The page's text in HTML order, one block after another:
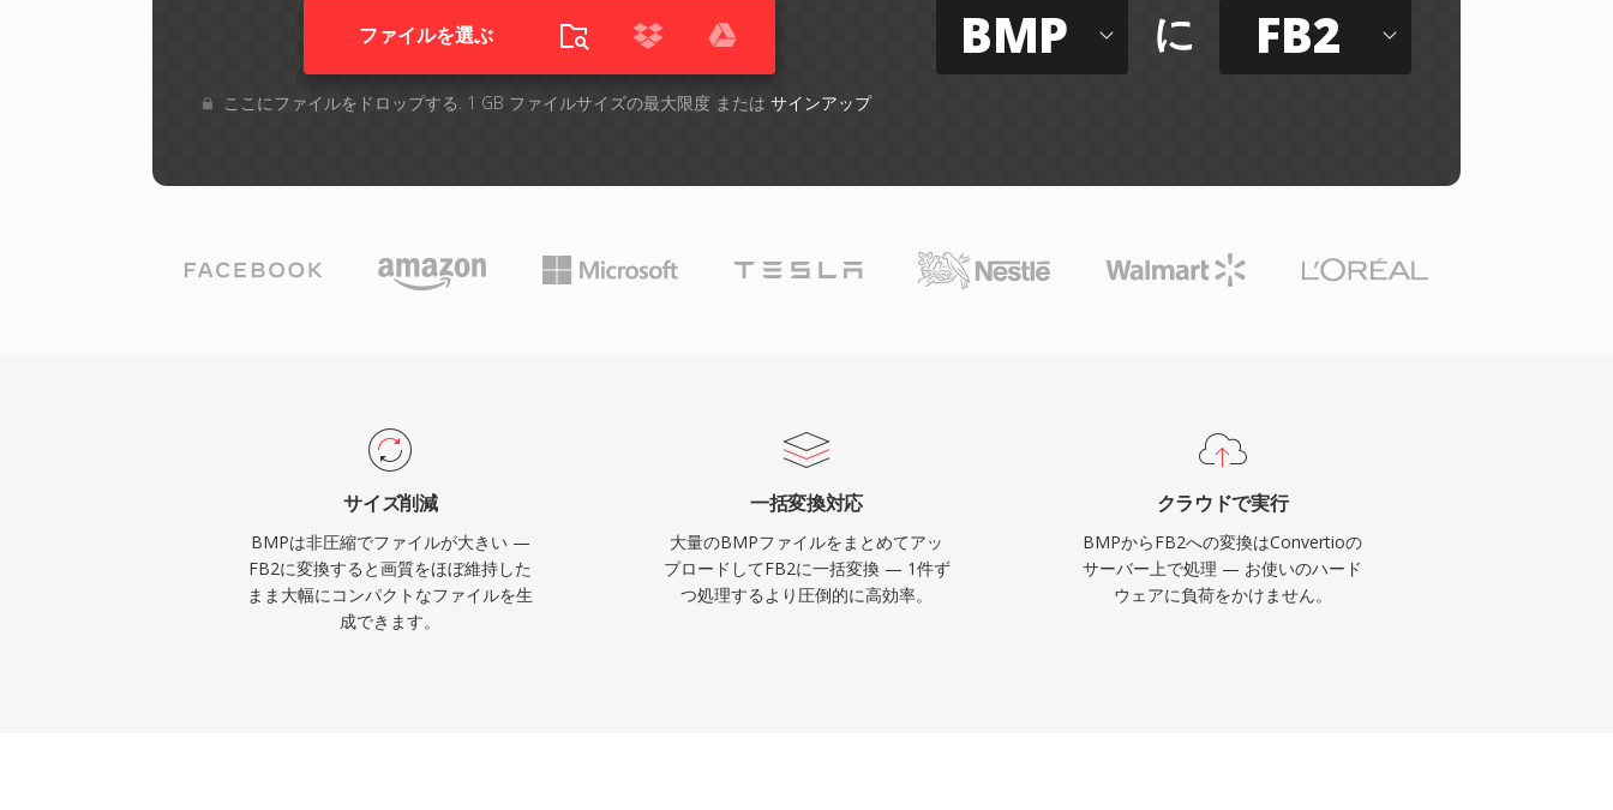
ファイルを選ぶ
ここにファイルをドロップする. 1 GB ファイルサイズの最大限度 または サインアップ
BMP に FB2
サイズ削減
BMPは非圧縮でファイルが大きい —
FB2に変換すると画質をほぼ維持した
まま大幅にコンパクトなファイルを生
成できます。
一括変換対応
大量のBMPファイルをまとめてアッ
プロードしてFB2に一括変換 — 1件ず
つ処理するより圧倒的に高効率。
クラウドで実行
BMPからFB2への変換はConvertioの
サーバー上で処理 — お使いのハード
ウェアに負荷をかけません。